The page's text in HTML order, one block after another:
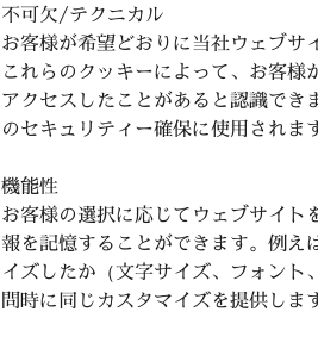
不可欠/テクニカル
お客様が希望どおりに当社ウェブ
これらのクッキーによって、お客
アクセスしたことがあると認識で
のセキュリティー確保に使用されま
機能性
お客様の選択に応じてウェブサイ
報を記憶することができます。例
イズしたか（文字サイズ、フォン
問時に同じカスタマイズを提供しま